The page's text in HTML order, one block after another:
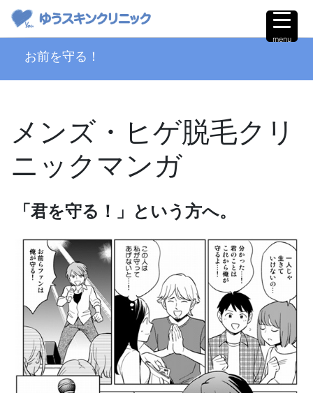
お前を守る！
メンズ・ヒゲ脱毛クリ
ニックマンガ
「君を守る！」という方へ。
menu